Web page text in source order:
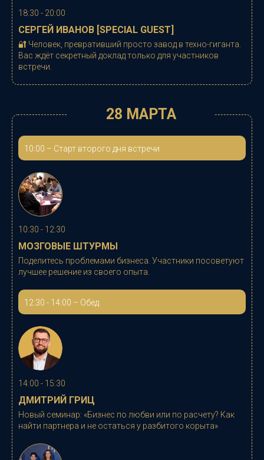
18:30 - 20:00
СЕРГЕЙ ИВАНОВ [SPECIAL GUEST]
🔐 Человек, превративший просто завод в техно-гиганта.
Вас ждёт секретный доклад только для участников
встречи.
10:00 – Старт второго дня встречи
10:30 - 12:30
МОЗГОВЫЕ ШТУРМЫ
Поделитесь проблемами бизнеса. Участники посоветуют
лучшее решение из своего опыта.
12:30 - 14:00 – Обед
14:00 - 15:30
ДМИТРИЙ ГРИЦ
Новый семинар: «Бизнес по любви или по расчету? Как
найти партнера и не остаться у разбитого корыта»
28 МАРТА